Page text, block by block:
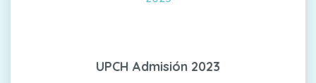
UPCH Admisión 2023